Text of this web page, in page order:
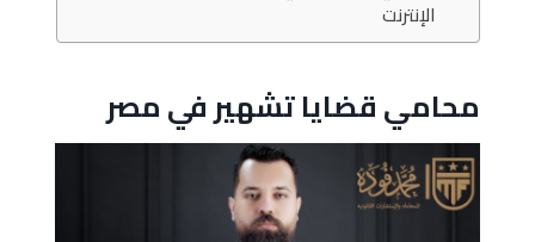
الإنترنت
محامي قضايا تشهير في مصر